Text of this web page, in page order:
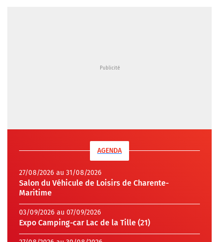
AGENDA
27/08/2026 au 31/08/2026
Salon du Véhicule de Loisirs de Charente-
Maritime
03/09/2026 au 07/09/2026
Expo Camping-car Lac de la Tille (21)